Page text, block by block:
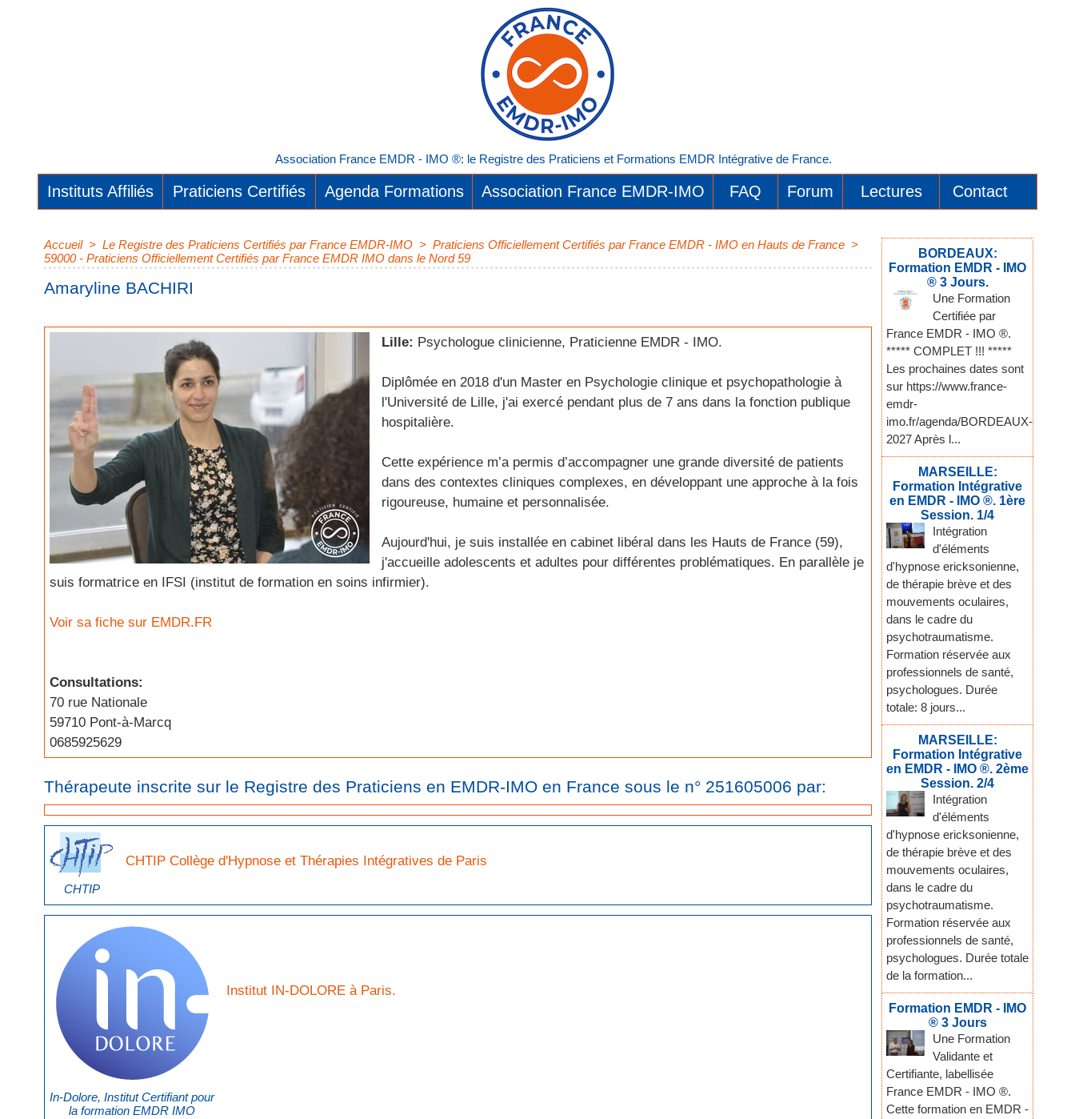
Association France EMDR - IMO ®: le Registre des Praticiens et Formations EMDR Intégrative de France.
Instituts Affiliés Praticiens Certifiés Agenda Formations Association France EMDR-IMO FAQ Forum Lectures Contact
Accueil > Le Registre des Praticiens Certifiés par France EMDR-IMO > Praticiens Officiellement Certifiés par France EMDR - IMO en Hauts de France >
59000 - Praticiens Officiellement Certifiés par France EMDR IMO dans le Nord 59
Amaryline BACHIRI
Lille: Psychologue clinicienne, Praticienne EMDR - IMO.
Diplômée en 2018 d'un Master en Psychologie clinique et psychopathologie à
l'Université de Lille, j'ai exercé pendant plus de 7 ans dans la fonction publique
hospitalière.
Cette expérience m’a permis d’accompagner une grande diversité de patients
dans des contextes cliniques complexes, en développant une approche à la fois
rigoureuse, humaine et personnalisée.
Aujourd'hui, je suis installée en cabinet libéral dans les Hauts de France (59),
j'accueille adolescents et adultes pour différentes problématiques. En parallèle je
suis formatrice en IFSI (institut de formation en soins infirmier).
Voir sa fiche sur EMDR.FR
Consultations:
70 rue Nationale
59710 Pont-à-Marcq
0685925629
Thérapeute inscrite sur le Registre des Praticiens en EMDR-IMO en France sous le n° 251605006 par:
CHTIP
CHTIP Collège d'Hypnose et Thérapies Intégratives de Paris
In-Dolore, Institut Certifiant pour
la formation EMDR IMO
Institut IN-DOLORE à Paris.
BORDEAUX:
Formation EMDR - IMO
® 3 Jours.
Une Formation
Certifiée par
France EMDR - IMO ®.
***** COMPLET !!! *****
Les prochaines dates sont
sur https://www.france-
emdr-
imo.fr/agenda/BORDEAUX-
2027 Après l...
MARSEILLE:
Formation Intégrative
en EMDR - IMO ®. 1ère
Session. 1/4
Intégration
d'éléments
d'hypnose ericksonienne,
de thérapie brève et des
mouvements oculaires,
dans le cadre du
psychotraumatisme.
Formation réservée aux
professionnels de santé,
psychologues. Durée
totale: 8 jours...
MARSEILLE:
Formation Intégrative
en EMDR - IMO ®. 2ème
Session. 2/4
Intégration
d'éléments
d'hypnose ericksonienne,
de thérapie brève et des
mouvements oculaires,
dans le cadre du
psychotraumatisme.
Formation réservée aux
professionnels de santé,
psychologues. Durée totale
de la formation...
Formation EMDR - IMO
® 3 Jours
Une Formation
Validante et
Certifiante, labellisée
France EMDR - IMO ®.
Cette formation en EMDR -